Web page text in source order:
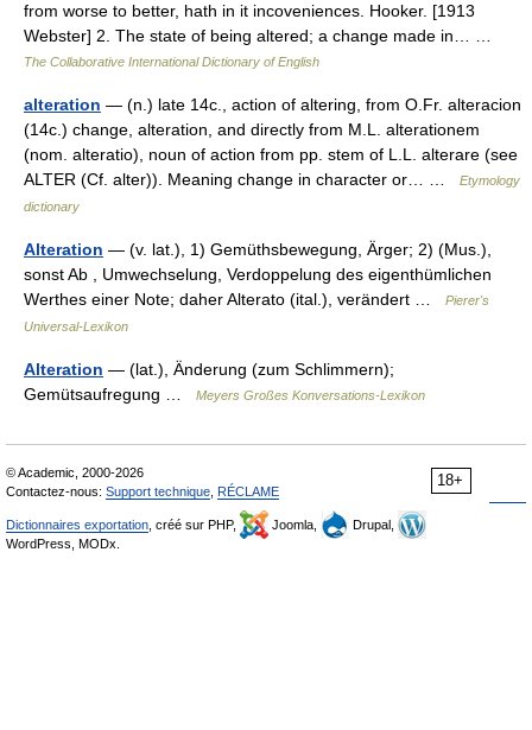
from worse to better, hath in it incoveniences. Hooker. [1913
Webster] 2. The state of being altered; a change made in… …
The Collaborative International Dictionary of English
alteration — (n.) late 14c., action of altering, from O.Fr. alteracion
(14c.) change, alteration, and directly from M.L. alterationem
(nom. alteratio), noun of action from pp. stem of L.L. alterare (see
ALTER (Cf. alter)). Meaning change in character or… …
Etymology
dictionary
Alteration — (v. lat.), 1) Gemüthsbewegung, Ärger; 2) (Mus.),
sonst Ab , Umwechselung, Verdoppelung des eigenthümlichen
Werthes einer Note; daher Alterato (ital.), verändert …
Pierer's
Universal-Lexikon
Alteration — (lat.), Änderung (zum Schlimmern);
Gemütsaufregung …
Meyers Großes Konversations-Lexikon
18+
© Academic, 2000-2026
Contactez-nous: Support technique RÉCLAME
Dictionnaires exportation , créé sur PHP, Joomla,
Drupal,
WordPress, MODx.